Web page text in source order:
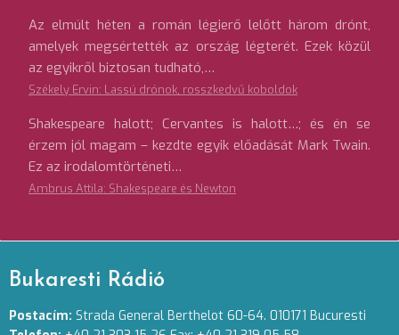
Az elmúlt héten a román légierő lelőtt három drónt,
amelyek megsértették az ország légterét. Ezek közül
az egyikről biztosan tudható,…
Székely Ervin: Lassú drónok, rosszkedvű koboldok
Shakespeare halott; Cervantes is halott…; és én se
érzem jól magam – kezdte egyik előadását Mark Twain.
Ez az irodalomtörténeti…
Ambrus Attila: Shakespeare és Newton
Bukaresti Rádió
Postacím: Strada General Berthelot 60-64. 010171 Bucuresti